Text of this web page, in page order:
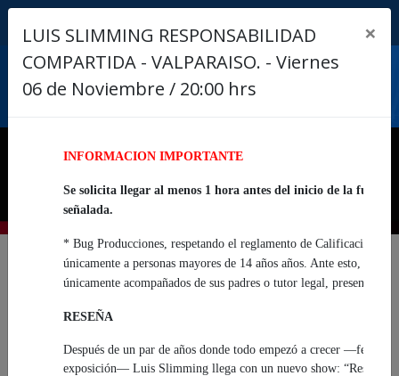
LUIS SLIMMING RESPONSABILIDAD
COMPARTIDA - VALPARAISO.
SANTA MARÍA
06 NOVIEMBRE 2026
LUIS SLIMMING RESPONSABILIDAD
COMPARTIDA - VALPARAISO. - Viernes
06 de Noviembre / 20:00 hrs
×
INFORMACION IMPORTANTE
Se solicita llegar al menos 1 hora antes del inicio de la
señalada.
* Bug Producciones, respetando el reglamento de Calificación
únicamente a personas mayores de 14 años años. Ante esto,
únicamente acompañados de sus padres o tutor legal,
RESEÑA
Después de un par de años donde todo empezó a crecer
exposición— Luis Slimming llega con un nuevo show: